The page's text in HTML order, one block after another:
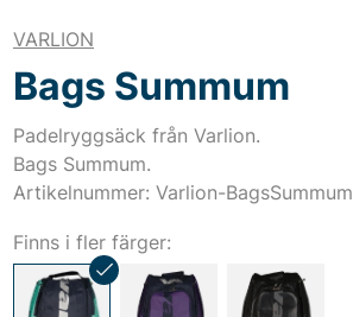
VARLION
Bags Summum
Padelryggsäck från Varlion.
Bags Summum.
Artikelnummer: Varlion-BagsSummum
Finns i fler färger: